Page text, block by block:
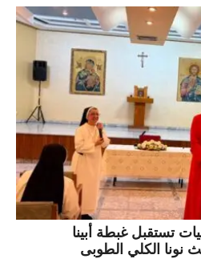
تستقبل غبطة أبينا
نونا الكلي الطوبى